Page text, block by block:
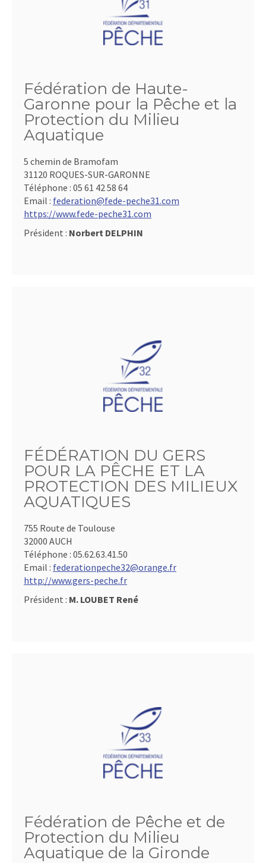
Fédération de Haute-
Garonne pour la Pêche et la
Protection du Milieu
Aquatique
5 chemin de Bramofam
31120 ROQUES-SUR-GARONNE
Téléphone : 05 61 42 58 64
Email : federation@fede-peche31.com
https://www.fede-peche31.com
Président : Norbert DELPHIN
FÉDÉRATION DU GERS
POUR LA PÊCHE ET LA
PROTECTION DES MILIEUX
AQUATIQUES
755 Route de Toulouse
32000 AUCH
Téléphone : 05.62.63.41.50
Email : federationpeche32@orange.fr
http://www.gers-peche.fr
Président : M. LOUBET René
Fédération de Pêche et de
Protection du Milieu
Aquatique de la Gironde